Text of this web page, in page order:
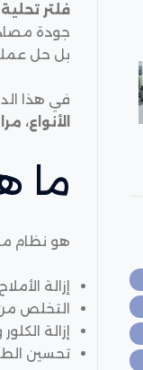
فلتر
جودة
بل حل
في هذا
الأنواع،
ما
هو نظام
إزالة
التخلص
إزالة
تحسين